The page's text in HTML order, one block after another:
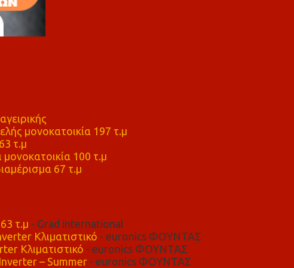
μονοκατοικία 197 τ.μ
τ.μ
μονοκατοικία 100 τ.μ
67 τ.μ
τ.μ - Grad international
Κλιματιστικό - euronics ΦΟΥΝΤΑΣ
Κλιματιστικό - euronics ΦΟΥΝΤΑΣ
– Summer- euronics ΦΟΥΝΤΑΣ